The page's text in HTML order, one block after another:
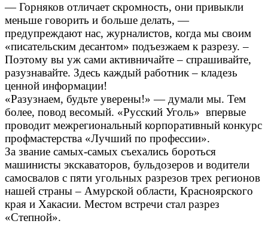
— Горняков отличает скромность, они привыкли
меньше говорить и больше делать, —
предупреждают нас, журналистов, когда мы своим
«писательским десантом» подъезжаем к разрезу. –
Поэтому вы уж сами активничайте – спрашивайте,
разузнавайте. Здесь каждый работник – кладезь
ценной информации!
«Разузнаем, будьте уверены!» — думали мы. Тем
более, повод весомый. «Русский Уголь» впервые
проводит межрегиональный корпоративный конкурс
профмастерства «Лучший по профессии».
За звание самых-самых съехались бороться
машинисты экскаваторов, бульдозеров и водители
самосвалов с пяти угольных разрезов трех регионов
нашей страны – Амурской области, Красноярского
края и Хакасии. Местом встречи стал разрез
«Степной».